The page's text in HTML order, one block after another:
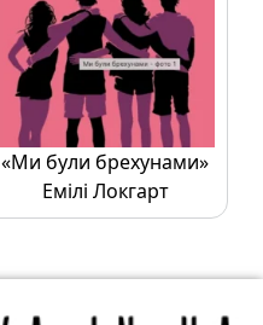
«Ми були брехунами»
Емілі Локгарт